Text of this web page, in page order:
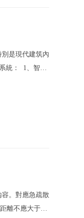
是現代建筑內
統： 1、智能
。對應急疏散
離不應大于